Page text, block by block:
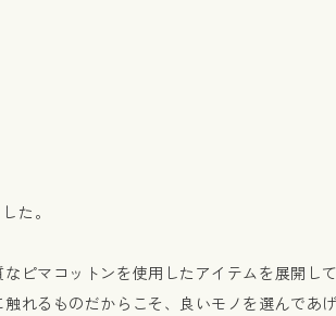
た。
ピマコットンを使用したアイテムを展開して
れるものだからこそ、良いモノを選んであ